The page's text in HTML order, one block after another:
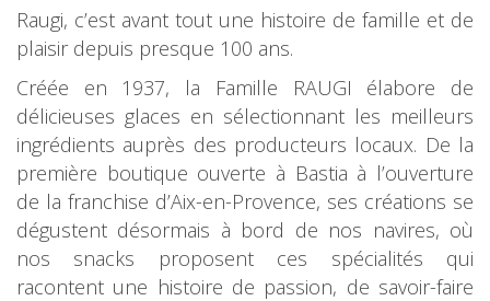
Raugi, c’est avant tout une histoire de famille et de
plaisir depuis presque 100 ans.
Créée en 1937, la Famille RAUGI élabore de
délicieuses glaces en sélectionnant les meilleurs
ingrédients auprès des producteurs locaux. De la
première boutique ouverte à Bastia à l’ouverture
de la franchise d’Aix-en-Provence, ses créations se
dégustent désormais à bord de nos navires, où
nos snacks proposent ces spécialités qui
racontent une histoire de passion, de savoir-faire